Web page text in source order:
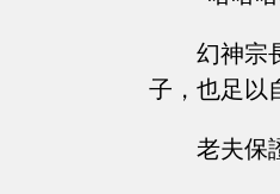
幻神宗
子，也足以
老夫保